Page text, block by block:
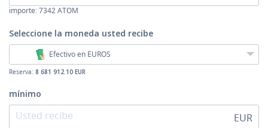
importe:7342ATOM
Seleccione la moneda usted recibe
Efectivo en EUROS
Reserva: 8 681 912.10 EUR
mínimo
EUR